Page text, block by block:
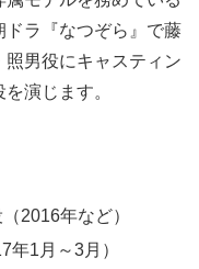
ラ『なつぞら』で藤
男役にキャスティン
演じます。
2016年など）
1月～3月）